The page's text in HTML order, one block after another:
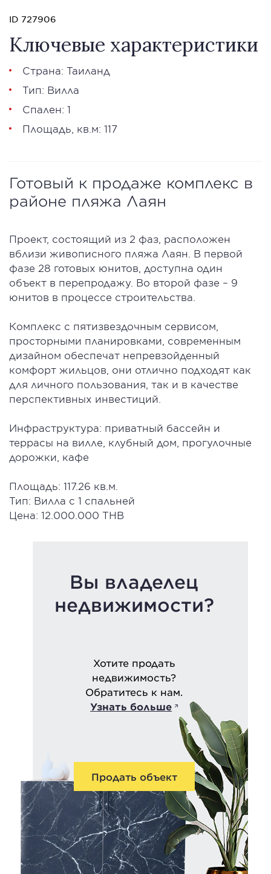
ID 727906
Ключевые характеристики
Страна: Таиланд
Тип: Вилла
Спален: 1
Площадь, кв.м: 117
Готовый к продаже комплекс в
районе пляжа Лаян
Проект, состоящий из 2 фаз, расположен
вблизи живописного пляжа Лаян. В первой
фазе 28 готовых юнитов, доступна один
объект в перепродажу. Во второй фазе – 9
юнитов в процессе строительства.
Комплекс с пятизвездочным сервисом,
просторными планировками, современным
дизайном обеспечат непревзойденный
комфорт жильцов, они отлично подходят как
для личного пользования, так и в качестве
перспективных инвестиций.
Инфраструктура: приватный бассейн и
террасы на вилле, клубный дом, прогулочные
дорожки, кафе
Площадь: 117.26 кв.м.
Тип: Вилла с 1 спальней
Цена: 12.000.000 THB
Вы владелец
недвижимости?
Хотите продать
недвижимость?
Обратитесь к нам.
Узнать больше
Продать объект